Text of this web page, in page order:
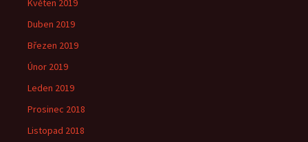
Květen 2019
Duben 2019
Březen 2019
Únor 2019
Leden 2019
Prosinec 2018
Listopad 2018